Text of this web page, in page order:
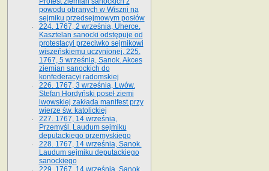
powodu obranych w Wiszni na
sejmiku przedsejmo­wym posłów
224. 1767, 2 września, Uherce.
Kasztelan sanocki odstępuje od
protestacyi przeciwko sejmikowi
wiszeńskiemu uczynionej. 225.
1767, 5 września, Sanok. Akces
ziemian sanockich do
konfederacyi radomskiej
226. 1767, 3 września, Lwów.
Stefan Hordyński poseł ziemi
lwowskiej zakłada manifest przy
wierze św. ka­tolickiej
227. 1767, 14 września,
Przemyśl. Laudum sejmiku
deputackiego przemyskiego
228. 1767, 14 września, Sanok.
Laudum sejmiku deputackiego
sanockiego
229. 1767, 14 września, Sanok.